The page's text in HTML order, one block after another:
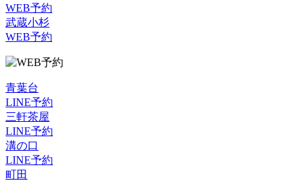
WEB予約
武蔵小杉
WEB予約
青葉台
LINE予約
三軒茶屋
LINE予約
溝の口
LINE予約
町田